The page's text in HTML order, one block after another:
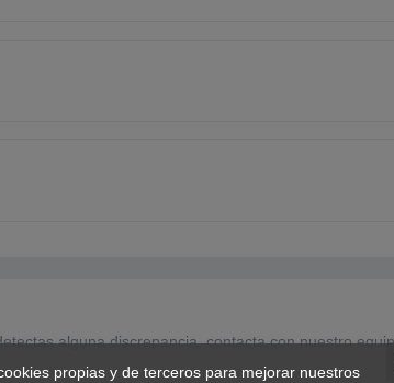
propias y de terceros para mejorar nuestros
alguna discrepancia, contacta con nuestro